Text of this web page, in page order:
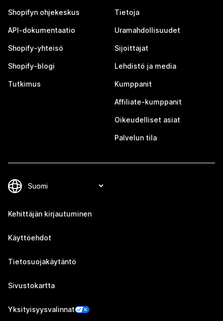
Shopifyn ohjekeskus
API-dokumentaatio
Shopify-yhteisö
Shopify-blogi
Tutkimus
Tietoja
Uramahdollisuudet
Sijoittajat
Lehdistö ja media
Kumppanit
Affiliate-kumppanit
Oikeudelliset asiat
Palvelun tila
Kehittäjän kirjautuminen
Käyttöehdot
Tietosuojakäytäntö
Sivustokartta
Yksityisyysvalinnat